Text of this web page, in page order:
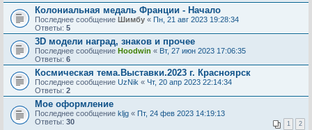
Колониальная медаль Франции - Начало
Последнее сообщение Шимбу « Пн, 21 авг 2023 19:28:34
Ответы: 5
3D модели наград, знаков и прочее
Последнее сообщение Hoodwin « Вт, 27 июн 2023 17:06:35
Ответы: 6
Космическая тема.Выставки.2023 г. Красноярск
Последнее сообщение UzNik « Чт, 20 апр 2023 22:14:34
Ответы: 2
Мое оформление
Последнее сообщение kljg « Пт, 24 фев 2023 14:19:13
Ответы: 30 1 2